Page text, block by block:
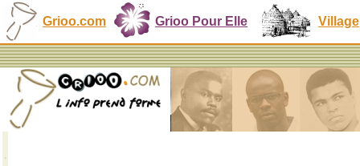
Grioo.com Grioo Pour Elle Village